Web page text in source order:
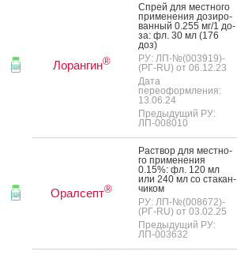
Лорангин®
Спрей для мес­тно­го
при­мене­ния до­зиро­
ван­ный 0.255 мг/1 до­
за: фл. 30 мл (176
доз)
РУ: ЛП-№(003919)-
(РГ-RU) от 06.12.23
Дата
переоформления:
13.06.24
Предыдущий РУ:
ЛП-008010
Оралсепт®
Рас­твор для мес­тно­
го при­мене­ния
0.15%: фл. 120 мл
или 240 мл со ста­кан­
чи­ком
РУ: ЛП-№(008672)-
(РГ-RU) от 03.02.25
Предыдущий РУ:
ЛП-003632